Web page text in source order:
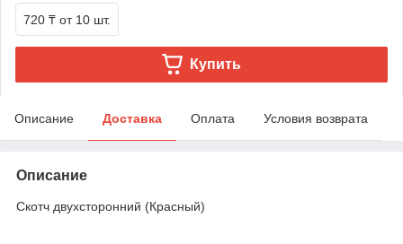
720 ₸ от 10 шт.
Купить
Описание Доставка Оплата Условия возврата
Описание
Скотч двухсторонний (Красный)